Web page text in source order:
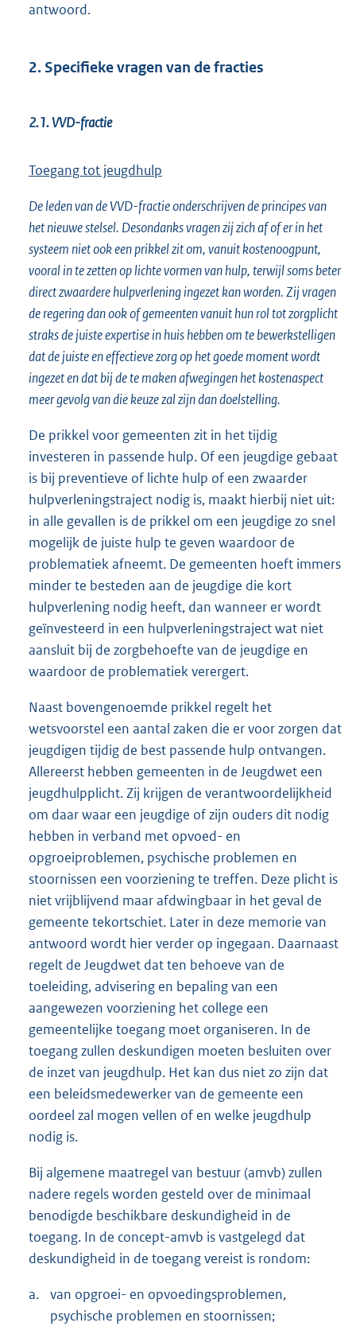
antwoord.
2. Specifieke vragen van de fracties
2.1. VVD-fractie
Toegang tot jeugdhulp
De leden van de VVD-fractie onderschrijven de principes van
het nieuwe stelsel. Desondanks vragen zij zich af of er in het
systeem niet ook een prikkel zit om, vanuit kostenoogpunt,
vooral in te zetten op lichte vormen van hulp, terwijl soms beter
direct zwaardere hulpverlening ingezet kan worden. Zij vragen
de regering dan ook of gemeenten vanuit hun rol tot zorgplicht
straks de juiste expertise in huis hebben om te bewerkstelligen
dat de juiste en effectieve zorg op het goede moment wordt
ingezet en dat bij de te maken afwegingen het kostenaspect
meer gevolg van die keuze zal zijn dan doelstelling.
De prikkel voor gemeenten zit in het tijdig
investeren in passende hulp. Of een jeugdige gebaat
is bij preventieve of lichte hulp of een zwaarder
hulpverleningstraject nodig is, maakt hierbij niet uit:
in alle gevallen is de prikkel om een jeugdige zo snel
mogelijk de juiste hulp te geven waardoor de
problematiek afneemt. De gemeenten hoeft immers
minder te besteden aan de jeugdige die kort
hulpverlening nodig heeft, dan wanneer er wordt
geïnvesteerd in een hulpverleningstraject wat niet
aansluit bij de zorgbehoefte van de jeugdige en
waardoor de problematiek verergert.
Naast bovengenoemde prikkel regelt het
wetsvoorstel een aantal zaken die er voor zorgen dat
jeugdigen tijdig de best passende hulp ontvangen.
Allereerst hebben gemeenten in de Jeugdwet een
jeugdhulpplicht. Zij krijgen de verantwoordelijkheid
om daar waar een jeugdige of zijn ouders dit nodig
hebben in verband met opvoed- en
opgroeiproblemen, psychische problemen en
stoornissen een voorziening te treffen. Deze plicht is
niet vrijblijvend maar afdwingbaar in het geval de
gemeente tekortschiet. Later in deze memorie van
antwoord wordt hier verder op ingegaan. Daarnaast
regelt de Jeugdwet dat ten behoeve van de
toeleiding, advisering en bepaling van een
aangewezen voorziening het college een
gemeentelijke toegang moet organiseren. In de
toegang zullen deskundigen moeten besluiten over
de inzet van jeugdhulp. Het kan dus niet zo zijn dat
een beleidsmedewerker van de gemeente een
oordeel zal mogen vellen of en welke jeugdhulp
nodig is.
Bij algemene maatregel van bestuur (amvb) zullen
nadere regels worden gesteld over de minimaal
benodigde beschikbare deskundigheid in de
toegang. In de concept-amvb is vastgelegd dat
deskundigheid in de toegang vereist is rondom:
a.
van opgroei- en opvoedingsproblemen,
psychische problemen en stoornissen;